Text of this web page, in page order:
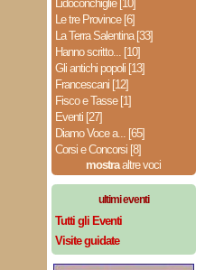
Lidoconchiglie [10]
Le tre Province [6]
La Terra Salentina [33]
Hanno scritto... [10]
Gli antichi popoli [13]
Francescani [12]
Fisco e Tasse [1]
Eventi [27]
Diamo Voce a... [65]
Corsi e Concorsi [8]
mostraaltre voci
ultimi eventi
Tutti gli Eventi
Visite guidate